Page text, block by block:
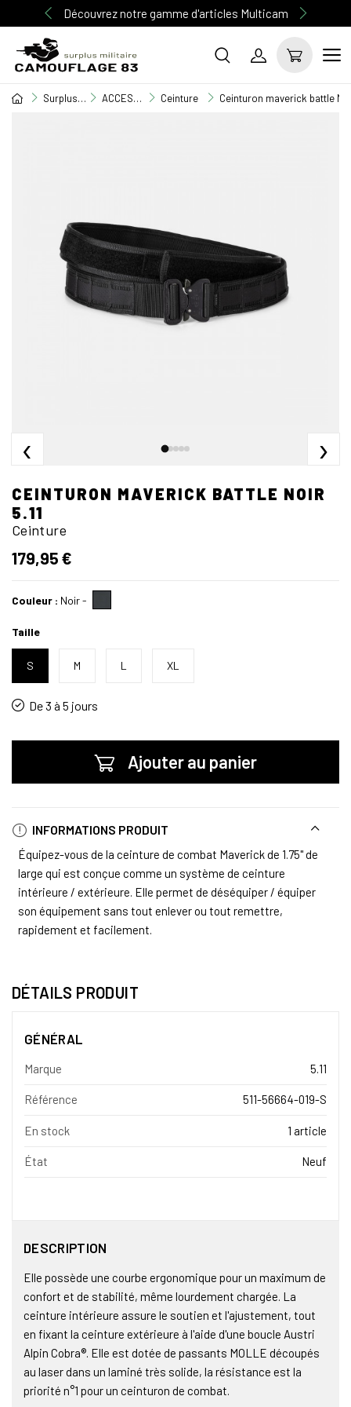
Découvrez notre gamme d'articles Multicam
Surplus Militaire ACCESSOIRE MILITAIRE Ceinture Ceinturon maverick battle
‹ ›
CEINTURON MAVERICK BATTLE NOIR
5.11
Ceinture
179,95 €
Couleur : Noir-
Taille
S M L XL
De 3 à 5 jours
Ajouter au panier
INFORMATIONS PRODUIT
Équipez-vous de la ceinture de combat Maverick de 1.75" de
large qui est conçue comme un système de ceinture
intérieure / extérieure. Elle permet de déséquiper / équiper
son équipement sans tout enlever ou tout remettre,
rapidement et facilement.
DÉTAILS PRODUIT
GÉNÉRAL
Marque 5.11
Référence 511-56664-019-S
En stock 1 article
État Neuf
DESCRIPTION
Elle possède une courbe ergonomique pour un maximum de
confort et de stabilité, même lourdement chargée. La
ceinture intérieure assure le soutien et l'ajustement, tout
en fixant la ceinture extérieure à l'aide d'une boucle Austri
Alpin Cobra®. Elle est dotée de passants MOLLE découpés
au laser dans un laminé très solide, la résistance est la
priorité n°1 pour un ceinturon de combat.